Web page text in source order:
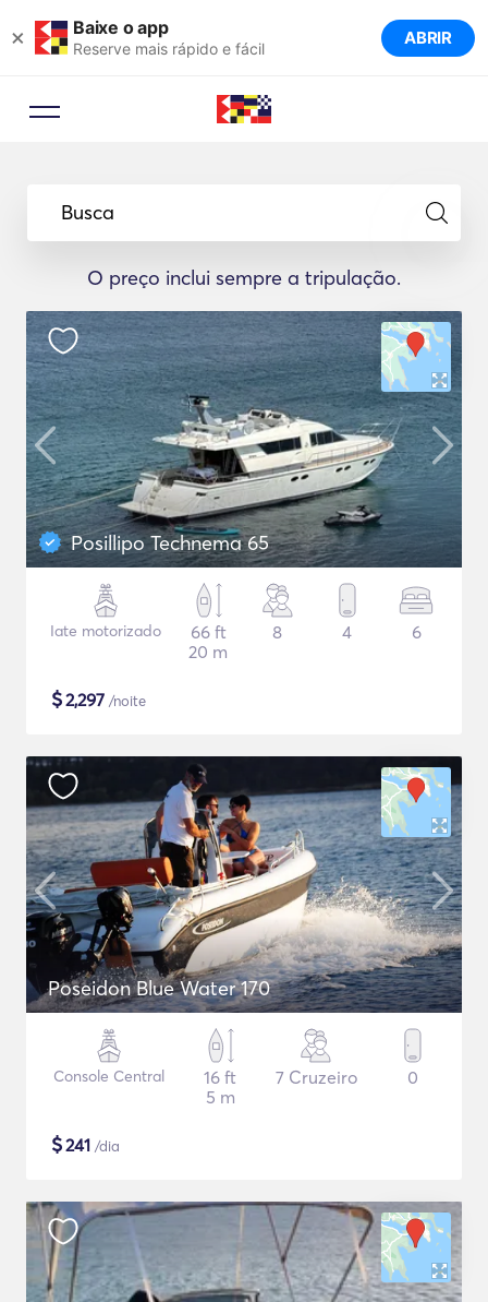
× Baixe o app
Reserve mais rápido e fácil ABRIR
Busca
O preço inclui sempre a tripulação.
Posillipo Technema 65
Iate motorizado
66 ft
20 m
8 4 6
$2,297 /noite
Poseidon Blue Water 170
Console Central
16 ft
5 m
7 Cruzeiro 0
$241 /dia